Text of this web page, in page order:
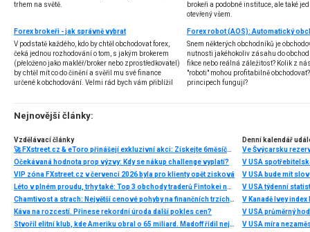
trhem na světě.
brokeři a podobné instituce, ale také
otevřený všem.
Forex brokeři - jak správně vybrat
V podstatě každého, kdo by chtěl obchodovat forex,
čeká jednou rozhodování o tom, s jakým brokerem
(přeloženo jako makléř/broker nebo zprostředkovatel)
by chtěl mít co do činění a svěřil mu své finance
určené k obchodování. Velmi rád bych vám přiblížil
několik příkladů nejznámějších z nich.
Snem některých obchodníků je
nutnosti jakéhokoliv zásahu do
fikce nebo reálná záležitost? Kolik z
"roboti" mohou profitabilně
principech fungují?
Nejnovější články:
Vzdělávací články
🚀 FXstreet.cz & eToro přinášejí exkluzivní akci: Získejte 6měsíční členství ve VIP zóně ZDARMA
Očekávaná hodnota prop výzvy: Kdy se nákup challenge vyplatí?
VIP zóna FXstreet.cz v červenci 2026 byla pro klienty opět zisková
Léto v plném proudu, trhy také: Top 3 obchody traderů Fintokei na indexech a zlatě
Chamtivost a strach: Největší cenové pohyby na finančních trzích (červenec 2026)
Káva na rozcestí. Přinese rekordní úroda další pokles cen?
Stvořil elitní klub, kde Ameriku obral o 65 miliard. Madoff řídil největší Ponzi dějin
Denní kalendář
Ve Švýcarsku
V USA
V USA bude mít
V USA týdenní
V Kanadě Ivey index
V USA průměrný
V USA míra